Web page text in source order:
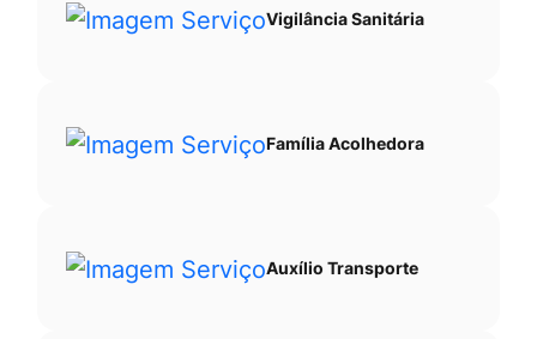
Vigilância Sanitária
Família Acolhedora
Auxílio Transporte